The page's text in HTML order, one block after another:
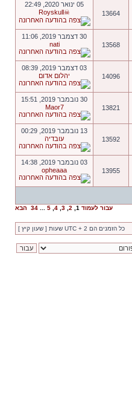
13664
05 ינואר 2020, 22:49
☠Royskull
13568
30 דצמבר 2019, 11:06
nati
14096
03 דצמבר 2019, 08:39
יהלום אדום
13821
30 נובמבר 2019, 15:51
Maor7
13592
13 נובמבר 2019, 00:29
עובדיה
13955
03 נובמבר 2019, 14:38
opheaaa
עבור לעמוד 1
2
3
4
5
34 הבא
כל הזמנים הם UTC + 2 שעות [ שעון קיץ ]